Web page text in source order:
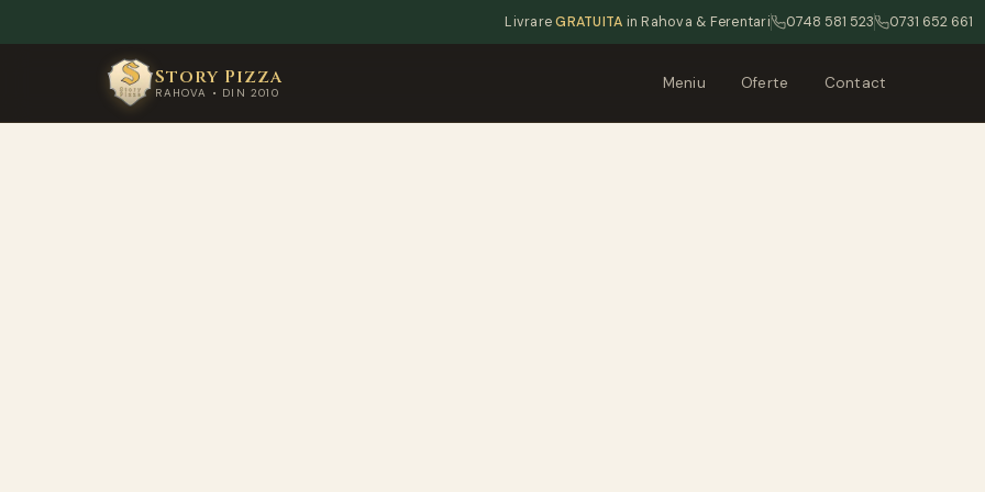
LivrareGRATUITA in Rahova & Ferentari 0748 581 523 0731 652 661
Story Pizza
RAHOVA • DIN 2010 Meniu Oferte Contact